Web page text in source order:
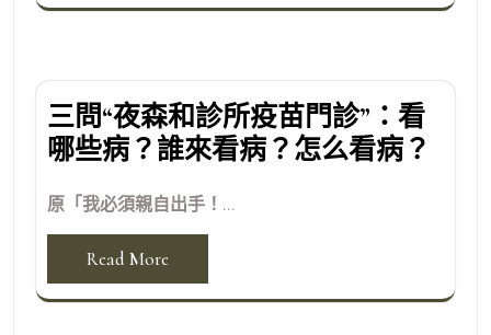
三問“夜森和診所疫苗門診”：看
哪些病？誰來看病？怎么看病？
原「我必須親自出手！...
Read More